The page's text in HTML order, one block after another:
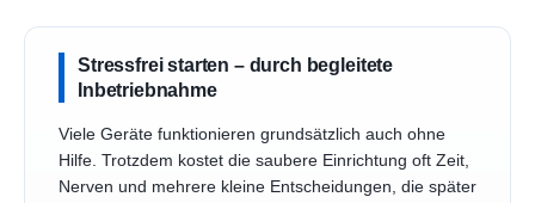
Stressfrei starten – durch begleitete
Inbetriebnahme
Viele Geräte funktionieren grundsätzlich auch ohne
Hilfe. Trotzdem kostet die saubere Einrichtung oft Zeit,
Nerven und mehrere kleine Entscheidungen, die später